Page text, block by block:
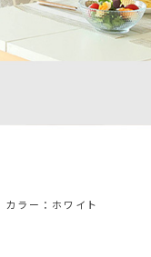
ラー：ホワイト